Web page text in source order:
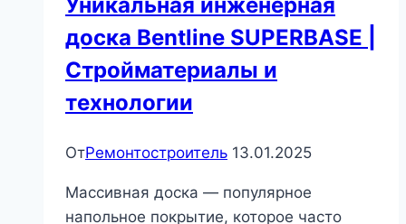
доска Bentline SUPERBASE |
Стройматериалы и
технологии
ОтРемонтостроитель 13.01.2025
Массивная доска — популярное
напольное покрытие, которое часто